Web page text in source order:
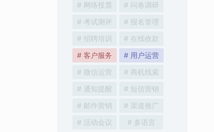
# 网络投票
# 问卷调研
# 考试测评
# 报名管理
# 招聘培训
# 在线收款
# 客户服务
# 用户运营
# 微信运营
# 商机线索
# 通知提醒
# 短信营销
# 邮件营销
# 渠道推广
# 活动会议
# 多语言